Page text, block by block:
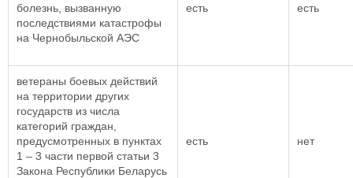
болезнь, вызванную
последствиями катастрофы
на Чернобыльской АЭС
есть есть
ветераны боевых действий
на территории других
государств из числа
категорий граждан,
предусмотренных в пунктах
1 – 3 части первой статьи 3
Закона Республики Беларусь
есть нет